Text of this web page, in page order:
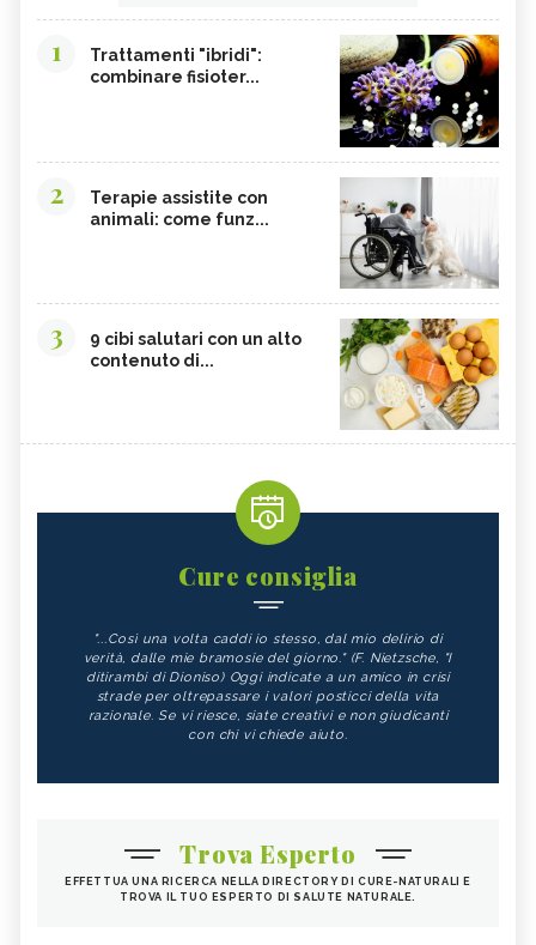
1
Trattamenti "ibridi":
combinare fisioter...
2
Terapie assistite con
animali: come funz...
3
9 cibi salutari con un alto
contenuto di...
Cure consiglia
"...Così una volta caddi io stesso, dal mio delirio di
verità, dalle mie bramosie del giorno." (F. Nietzsche, "I
ditirambi di Dioniso) Oggi indicate a un amico in crisi
strade per oltrepassare i valori posticci della vita
razionale. Se vi riesce, siate creativi e non giudicanti
con chi vi chiede aiuto.
Trova Esperto
EFFETTUA UNA RICERCA NELLA DIRECTORY DI CURE-NATURALI E
TROVA IL TUO ESPERTO DI SALUTE NATURALE.